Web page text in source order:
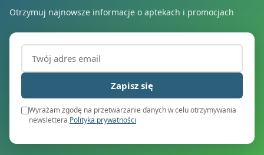
Otrzymuj najnowsze informacje o aptekach i promocjach
Adres email (wymagany)
Zapisz się
Wyrażam zgodę na przetwarzanie danych w celu otrzymywania
newslettera Polityka prywatności